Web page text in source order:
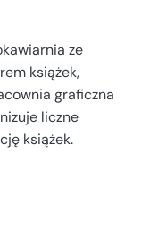
ze
książek,
graficzna
liczne
książek.